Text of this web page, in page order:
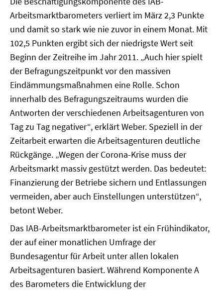
Arbeitsmarktbarometers verliert im März 2,3 Punkte
und damit so stark wie nie zuvor in einem Monat. Mit
102,5 Punkten ergibt sich der niedrigste Wert seit
Beginn der Zeitreihe im Jahr 2011. „Auch hier spielt
der Befragungszeitpunkt vor den massiven
Eindämmungsmaßnahmen eine Rolle. Schon
innerhalb des Befragungszeitraums wurden die
Antworten der verschiedenen Arbeitsagenturen von
Tag zu Tag negativer“, erklärt Weber. Speziell in der
Zeitarbeit erwarten die Arbeitsagenturen deutliche
Rückgänge. „Wegen der Corona-Krise muss der
Arbeitsmarkt massiv gestützt werden. Das bedeutet:
Finanzierung der Betriebe sichern und Entlassungen
vermeiden, aber auch Einstellungen unterstützen“,
betont Weber.
Das IAB-Arbeitsmarktbarometer ist ein Frühindikator,
der auf einer monatlichen Umfrage der
Bundesagentur für Arbeit unter allen lokalen
Arbeitsagenturen basiert. Während Komponente A
des Barometers die Entwicklung der